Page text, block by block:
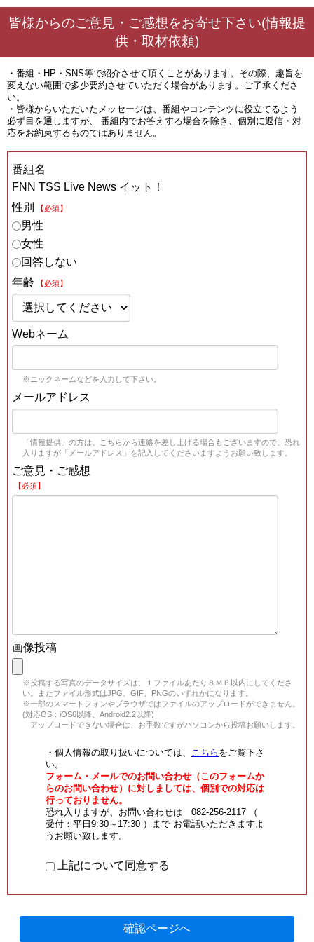
皆様からのご意見・ご感想をお寄せ下さい(情報提
供・取材依頼)
・番組・HP・SNS等で紹介させて頂くことがあります。その際、趣旨を
変えない範囲で多少要約させていただく場合があります。ご了承くださ
い。
・皆様からいただいたメッセージは、番組やコンテンツに役立てるよう
必ず目を通しますが、 番組内でお答えする場合を除き、個別に返信・対
応をお約束するものではありません。
番組名
FNN TSS Live News イット！
性別
【必須】
男性
女性
回答しない
年齢
【必須】
Webネーム
※ニックネームなどを入力して下さい。
メールアドレス
「情報提供」の方は、こちらから連絡を差し上げる場合もございますので、恐れ
入りますが「メールアドレス」を記入してくださいますようお願い致します。
ご意見・ご感想
【必須】
画像投稿
※投稿する写真のデータサイズは、１ファイルあたり８ＭＢ以内にしてくださ
い。またファイル形式はJPG、GIF、PNGのいずれかになります。
※一部のスマートフォンやブラウザではファイルのアップロードができません。
(対応OS：iOS6以降、Android2.2以降)
アップロードできない場合は、お手数ですがパソコンから投稿お願いします。
・個人情報の取り扱いについては、 こちら をご覧下さ
い。
フォーム・メールでのお問い合わせ（このフォームか
らのお問い合わせ）に対しましては、個別での対応は
行っておりません。
恐れ入りますが、お問い合わせは 082-256-2117 （
受付：平日9:30～17:30 ）まで お電話いただきますよ
うお願い致します。
上記について同意する
確認ページへ